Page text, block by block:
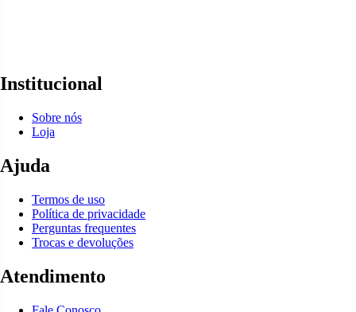
Institucional
Sobre nós
Loja
Ajuda
Termos de uso
Política de privacidade
Perguntas frequentes
Trocas e devoluções
Atendimento